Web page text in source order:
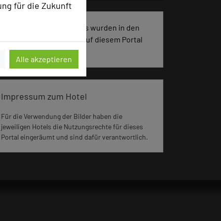
für die Zukunft
Alle akzeptieren
3381 Seiten dieses Hotels wurden in den
vergangenen 30 Tagen auf diesem Portal
aufgerufen.
Impressum zum Hotel
Für die Verwendung der Bilder haben die
jeweiligen Hotels die Nutzungsrechte für dieses
Portal eingeräumt und sind dafür verantwortlich.